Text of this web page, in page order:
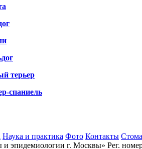
терьер
спаниель
Наука и практика Фото Контакты
эпидемиологии г. Москвы» Рег.